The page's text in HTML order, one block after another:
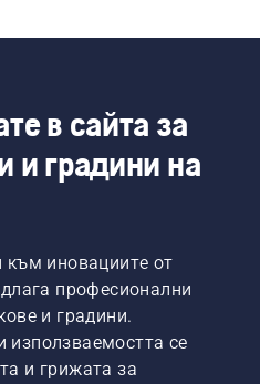
помага да свършите
верижен трион и
за всички видове
в сайта за
и градини на
към иновациите от
професионални
и градини.
използваемостта се
и грижата за